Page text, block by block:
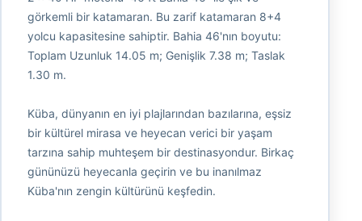
görkemli bir katamaran. Bu zarif katamaran 8+4
yolcu kapasitesine sahiptir. Bahia 46'nın boyutu:
Toplam Uzunluk 14.05 m; Genişlik 7.38 m; Taslak
1.30 m.
Küba, dünyanın en iyi plajlarından bazılarına, eşsiz
bir kültürel mirasa ve heyecan verici bir yaşam
tarzına sahip muhteşem bir destinasyondur. Birkaç
gününüzü heyecanla geçirin ve bu inanılmaz
Küba'nın zengin kültürünü keşfedin.